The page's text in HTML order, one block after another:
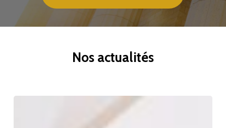
Nos actualités